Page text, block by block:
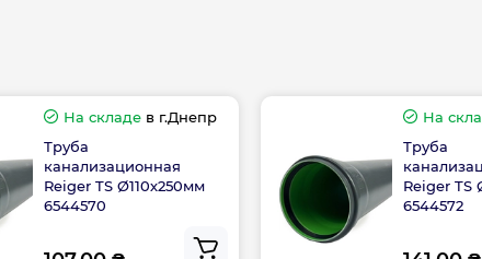
Гарантия
На складев г.Днепр
Труба
канализационная
Reiger TS Ø110х250мм
6544570
На
Труба
Reiger TS
6544572